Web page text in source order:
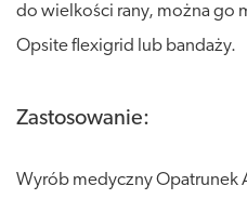
do wielkości rany, można go
Opsite flexigrid lub bandaży.
Zastosowanie:
Wyrób medyczny Opatrunek